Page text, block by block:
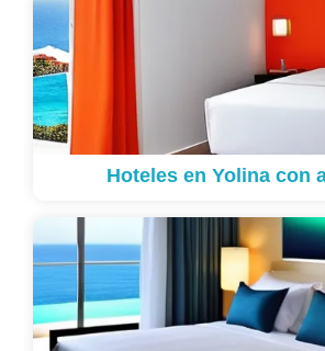
Hoteles en Yolina con